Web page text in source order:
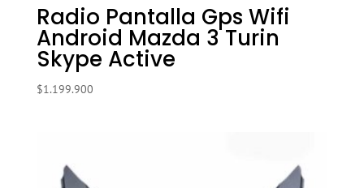
Radio Pantalla Gps Wifi
Android Mazda 3 Turin
Skype Active
$1.199.900